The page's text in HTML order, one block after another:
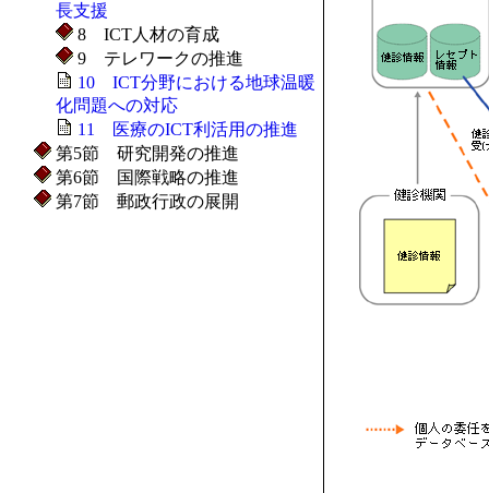
長支援
8 ICT人材の育成
9 テレワークの推進
10 ICT分野における地球温暖
化問題への対応
11 医療のICT利活用の推進
第5節 研究開発の推進
第6節 国際戦略の推進
第7節 郵政行政の展開